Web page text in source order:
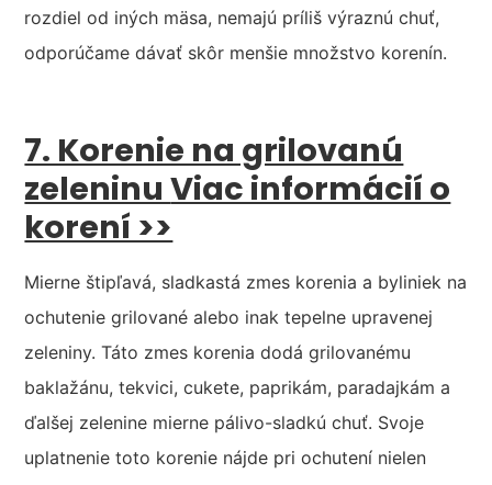
rozdiel od iných mäsa, nemajú príliš výraznú chuť,
odporúčame dávať skôr menšie množstvo korenín.
7. Korenie na grilovanú
zeleninuViac informácií o
korení >>
Mierne štipľavá, sladkastá zmes korenia a byliniek na
ochutenie grilované alebo inak tepelne upravenej
zeleniny. Táto zmes korenia dodá grilovanému
baklažánu, tekvici, cukete, paprikám, paradajkám a
ďalšej zelenine mierne pálivo-sladkú chuť. Svoje
uplatnenie toto korenie nájde pri ochutení nielen